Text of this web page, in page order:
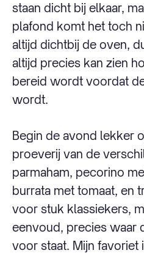
staan dicht bij elkaar,
plafond komt het toch
altijd dichtbij de oven,
altijd precies kan zien
bereid wordt voordat
wordt.
Begin de avond lekker
proeverij van de
parmaham, pecorino
burrata met tomaat, en
voor stuk klassiekers,
eenvoud, precies waar
voor staat. Mijn favoriet